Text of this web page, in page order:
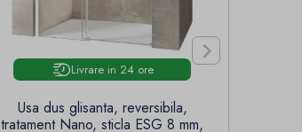
Livrare in 24 ore
Usa dus glisanta, reversibila,
tratament Nano, sticla ESG 8 mm,
